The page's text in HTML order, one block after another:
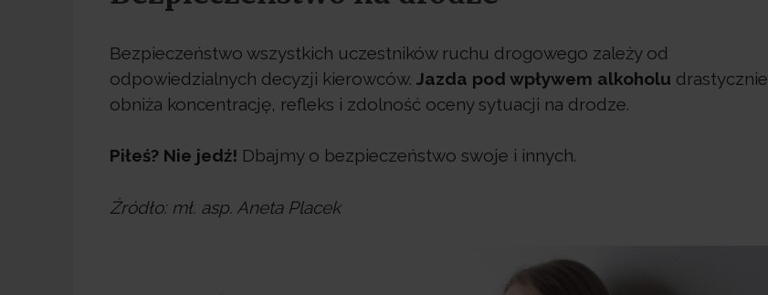
Bezpieczeństwo wszystkich uczestników ruchu drogowego zależy od
odpowiedzialnych decyzji kierowców. Jazda pod wpływem alkoholu drastycznie
obniża koncentrację, refleks i zdolność oceny sytuacji na drodze.
Piłeś? Nie jedź! Dbajmy o bezpieczeństwo swoje i innych.
Źródło: mł. asp. Aneta Placek